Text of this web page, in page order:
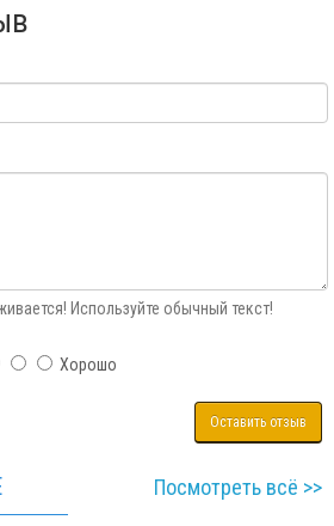
Используйте обычный текст!
Хорошо
Оставить отзыв
Посмотреть всё >>